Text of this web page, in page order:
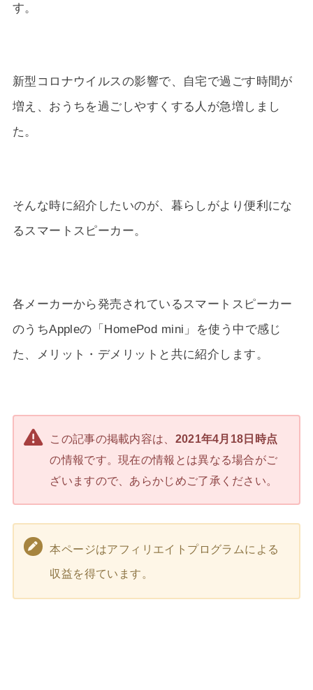
す。
新型コロナウイルスの影響で、自宅で過ごす時間が
増え、おうちを過ごしやすくする人が急増しまし
た。
そんな時に紹介したいのが、暮らしがより便利にな
るスマートスピーカー。
各メーカーから発売されているスマートスピーカー
のうちAppleの「HomePod mini」を使う中で感じ
た、メリット・デメリットと共に紹介します。
この記事の掲載内容は、 2021年4月18日時点
の情報です。現在の情報とは異なる場合がご
ざいますので、あらかじめご了承ください。
本ページはアフィリエイトプログラムによる
収益を得ています。